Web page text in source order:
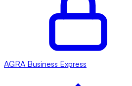
AGRA Business Express